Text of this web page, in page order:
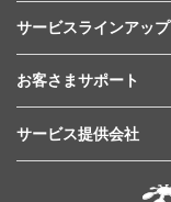
サービスラインアップ
お客さまサポート
サービス提供会社